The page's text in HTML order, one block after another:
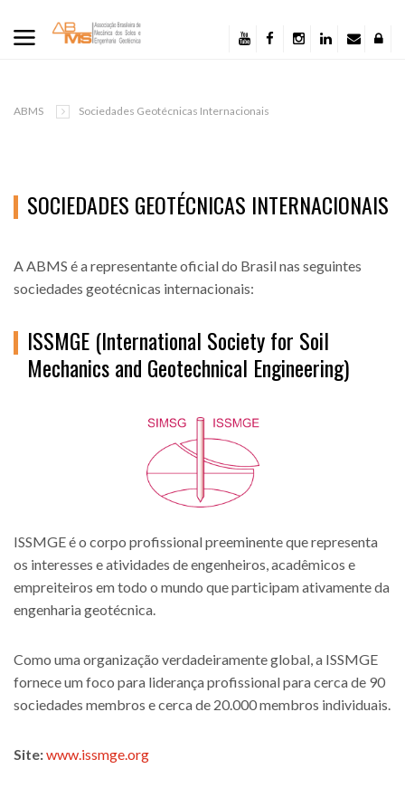
ABMS Sociedades Geotécnicas Internacionais
SOCIEDADES GEOTÉCNICAS INTERNACIONAIS
A ABMS é a representante oficial do Brasil nas seguintes
sociedades geotécnicas internacionais:
ISSMGE (International Society for Soil
Mechanics and Geotechnical Engineering)
ISSMGE é o corpo profissional preeminente que representa
os interesses e atividades de engenheiros, acadêmicos e
empreiteiros em todo o mundo que participam ativamente da
engenharia geotécnica.
Como uma organização verdadeiramente global, a ISSMGE
fornece um foco para liderança profissional para cerca de 90
sociedades membros e cerca de 20.000 membros individuais.
Site:www.issmge.org